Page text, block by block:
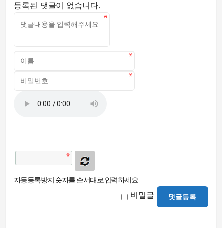
등록된 댓글이 없습니다.
자동등록방지 숫자를 순서대로 입력하세요.
비밀글 댓글등록